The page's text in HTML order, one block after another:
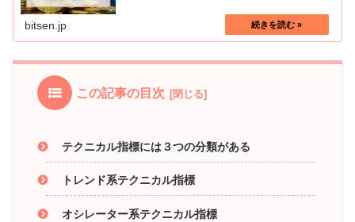
bitsen.jp
この記事の目次
テクニカル指標には３つの分類がある
トレンド系テクニカル指標
オシレーター系テクニカル指標